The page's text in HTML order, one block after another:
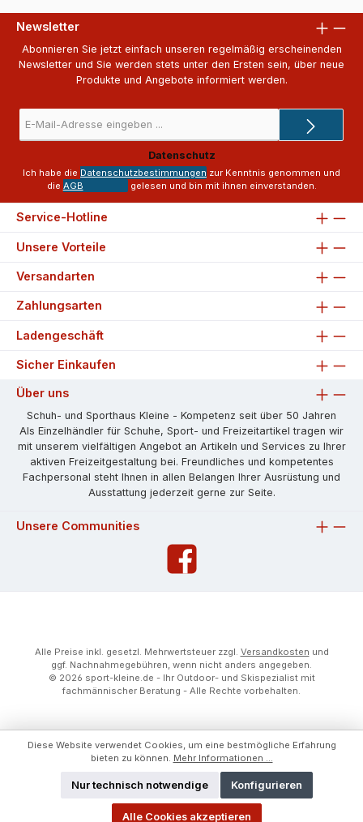
Newsletter
Abonnieren Sie jetzt einfach unseren regelmäßig erscheinenden
Newsletter und Sie werden stets unter den Ersten sein, über neue
Produkte und Angebote informiert werden.
Mail-
Adresse
*
Datenschutz
Ich habe die Datenschutzbestimmungen zur Kenntnis genommen und
die AGB gelesen und bin mit ihnen einverstanden.
Service-Hotline
Unsere Vorteile
Versandarten
Zahlungsarten
Ladengeschäft
Sicher Einkaufen
Über uns
Schuh- und Sporthaus Kleine - Kompetenz seit über 50 Jahren
Als Einzelhändler für Schuhe, Sport- und Freizeitartikel tragen wir
mit unserem vielfältigen Angebot an Artikeln und Services zu Ihrer
aktiven Freizeitgestaltung bei. Freundliches und kompetentes
Fachpersonal steht Ihnen in allen Belangen Ihrer Ausrüstung und
Ausstattung jederzeit gerne zur Seite.
Unsere Communities
Alle Preise inkl. gesetzl. Mehrwertsteuer zzgl. Versandkosten und
ggf. Nachnahmegebühren, wenn nicht anders angegeben.
© 2026 sport-kleine.de - Ihr Outdoor- und Skispezialist mit
fachmännischer Beratung - Alle Rechte vorbehalten.
Diese Website verwendet Cookies, um eine bestmögliche Erfahrung
bieten zu können. Mehr Informationen ...
Nur technisch notwendige Konfigurieren
Alle Cookies akzeptieren